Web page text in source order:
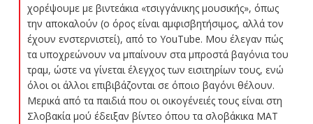
χορέψουμε με βιντεάκια «τσιγγάνικης μουσικής», όπως
την αποκαλούν (o όρος είναι αμφισβητήσιμος, αλλά τον
έχουν ενστερνιστεί), από το YouTube. Μου έλεγαν πώς
τα υποχρεώνουν να μπαίνουν στα μπροστά βαγόνια του
τραμ, ώστε να γίνεται έλεγχος των εισιτηρίων τους, ενώ
όλοι οι άλλοι επιβιβάζονται σε όποιο βαγόνι θέλουν.
Μερικά από τα παιδιά που οι οικογένειές τους είναι στη
Σλοβακία μού έδειξαν βίντεο όπου τα σλοβάκικα ΜΑΤ